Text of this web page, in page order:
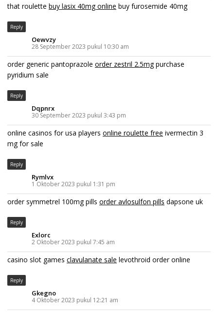
that roulette buy lasix 40mg online buy furosemide 40mg
Reply
Oewvzy
28 September 2023 pukul 10:30 am
order generic pantoprazole order zestril 2.5mgpurchase
pyridium sale
Reply
Dqpnrx
30 September 2023 pukul 3:43 pm
online casinos for usa players online roulette free ivermectin 3
mg for sale
Reply
Rymlvx
1 Oktober 2023 pukul 1:31 pm
order symmetrel 100mg pills order avlosulfon pills dapsone uk
Reply
Exlorc
2 Oktober 2023 pukul 7:45 am
casino slot games clavulanate sale levothroid order online
Reply
Gkegno
4 Oktober 2023 pukul 12:21 am